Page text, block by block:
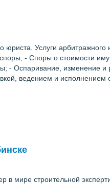
Услуги
- Споры о стоимости
- Оспаривание, изменение и
ведением и
мире строительной